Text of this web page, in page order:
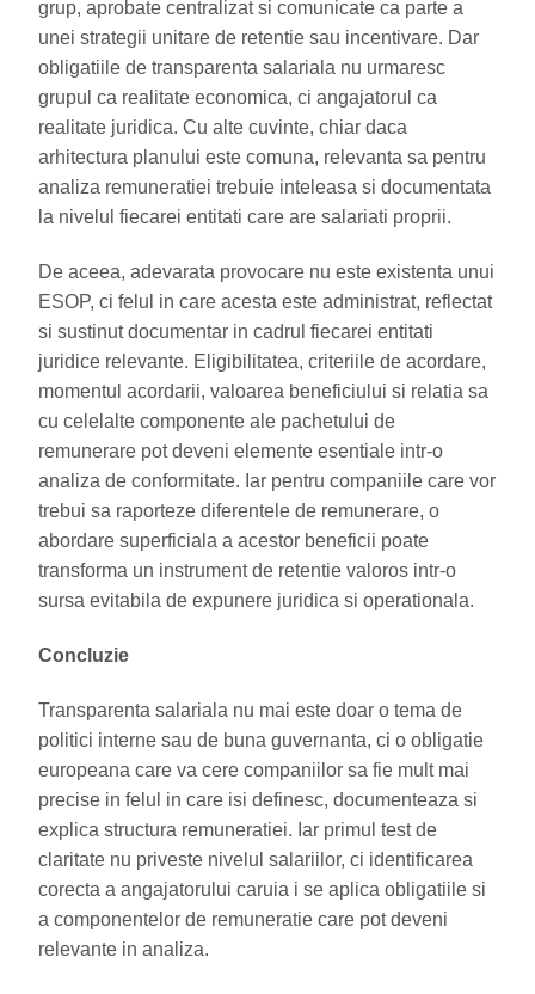
grup, aprobate centralizat si comunicate ca parte a
unei strategii unitare de retentie sau incentivare. Dar
obligatiile de transparenta salariala nu urmaresc
grupul ca realitate economica, ci angajatorul ca
realitate juridica. Cu alte cuvinte, chiar daca
arhitectura planului este comuna, relevanta sa pentru
analiza remuneratiei trebuie inteleasa si documentata
la nivelul fiecarei entitati care are salariati proprii.
De aceea, adevarata provocare nu este existenta unui
ESOP, ci felul in care acesta este administrat, reflectat
si sustinut documentar in cadrul fiecarei entitati
juridice relevante. Eligibilitatea, criteriile de acordare,
momentul acordarii, valoarea beneficiului si relatia sa
cu celelalte componente ale pachetului de
remunerare pot deveni elemente esentiale intr-o
analiza de conformitate. Iar pentru companiile care vor
trebui sa raporteze diferentele de remunerare, o
abordare superficiala a acestor beneficii poate
transforma un instrument de retentie valoros intr-o
sursa evitabila de expunere juridica si operationala.
Concluzie
Transparenta salariala nu mai este doar o tema de
politici interne sau de buna guvernanta, ci o obligatie
europeana care va cere companiilor sa fie mult mai
precise in felul in care isi definesc, documenteaza si
explica structura remuneratiei. Iar primul test de
claritate nu priveste nivelul salariilor, ci identificarea
corecta a angajatorului caruia i se aplica obligatiile si
a componentelor de remuneratie care pot deveni
relevante in analiza.